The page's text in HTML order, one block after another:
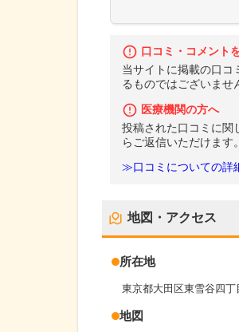
口コミ・コメント
当サイトに掲載の口コ
るものではございませ
医療機関の方へ
投稿された口コミに関
らご返信いただけます。
≫口コミについての詳
地図・アクセス
所在地
東京都大田区東雪谷四丁
地図